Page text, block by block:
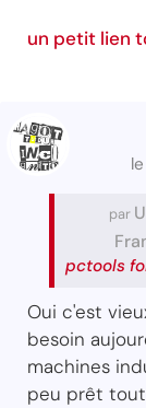
un petit lien
par
pctools
Oui c'est
besoin
machines
peu prêt